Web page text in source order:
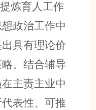
炼育人工作
政治工作中
具有理论价
。结合辅导
主责主业中
表性、可推